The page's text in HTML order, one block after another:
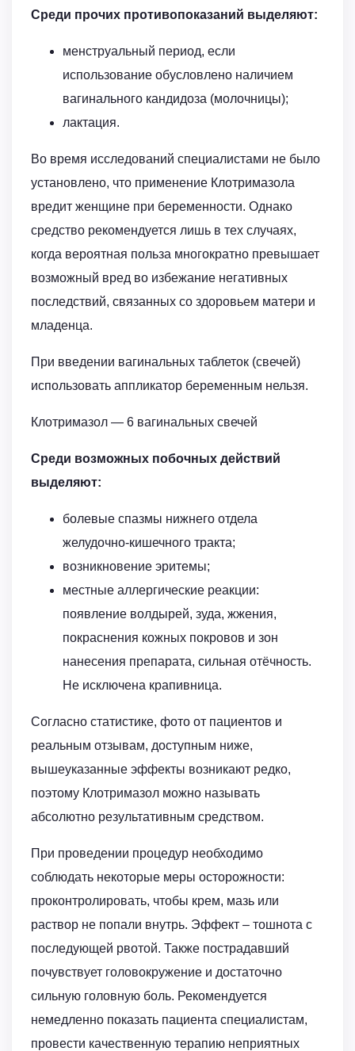
Среди прочих противопоказаний выделяют:
менструальный период, если
использование обусловлено наличием
вагинального кандидоза (молочницы);
лактация.
Во время исследований специалистами не было
установлено, что применение Клотримазола
вредит женщине при беременности. Однако
средство рекомендуется лишь в тех случаях,
когда вероятная польза многократно превышает
возможный вред во избежание негативных
последствий, связанных со здоровьем матери и
младенца.
При введении вагинальных таблеток (свечей)
использовать аппликатор беременным нельзя.
Клотримазол — 6 вагинальных свечей
Среди возможных побочных действий
выделяют:
болевые спазмы нижнего отдела
желудочно-кишечного тракта;
возникновение эритемы;
местные аллергические реакции:
появление волдырей, зуда, жжения,
покраснения кожных покровов и зон
нанесения препарата, сильная отёчность.
Не исключена крапивница.
Согласно статистике, фото от пациентов и
реальным отзывам, доступным ниже,
вышеуказанные эффекты возникают редко,
поэтому Клотримазол можно называть
абсолютно результативным средством.
При проведении процедур необходимо
соблюдать некоторые меры осторожности:
проконтролировать, чтобы крем, мазь или
раствор не попали внутрь. Эффект – тошнота с
последующей рвотой. Также пострадавший
почувствует головокружение и достаточно
сильную головную боль. Рекомендуется
немедленно показать пациента специалистам,
провести качественную терапию неприятных